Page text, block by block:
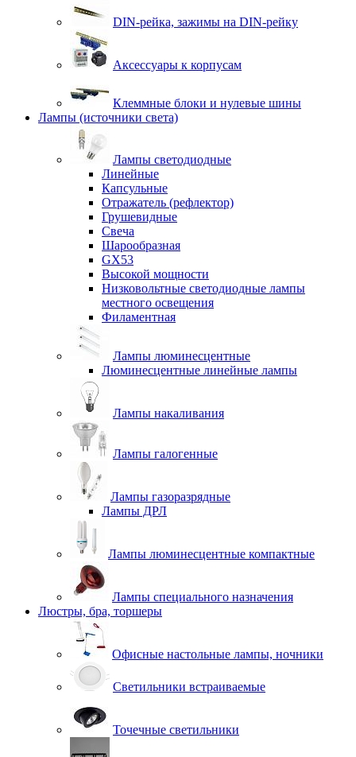
DIN-рейка, зажимы на DIN-рейку
Аксессуары к корпусам
Клеммные блоки и нулевые шины
Лампы (источники света)
Лампы светодиодные
Линейные
Капсульные
Отражатель (рефлектор)
Грушевидные
Свеча
Шарообразная
GX53
Высокой мощности
Низковольтные светодиодные лампы
местного освещения
Филаментная
Лампы люминесцентные
Люминесцентные линейные лампы
Лампы накаливания
Лампы галогенные
Лампы газоразрядные
Лампы ДРЛ
Лампы люминесцентные компактные
Лампы специального назначения
Люстры, бра, торшеры
Офисные настольные лампы, ночники
Светильники встраиваемые
Точечные светильники